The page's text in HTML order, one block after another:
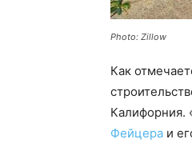
Photo: Zillow
Как
Калифорния.
Фейцера и